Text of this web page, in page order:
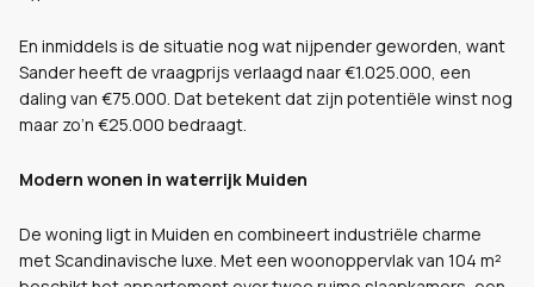
En inmiddels is de situatie nog wat nijpender geworden, want
Sander heeft de vraagprijs verlaagd naar €1.025.000, een
daling van €75.000. Dat betekent dat zijn potentiële winst nog
maar zo’n €25.000 bedraagt.
Modern wonen in waterrijk Muiden
De woning ligt in Muiden en combineert industriële charme
met Scandinavische luxe. Met een woonoppervlak van 104 m²